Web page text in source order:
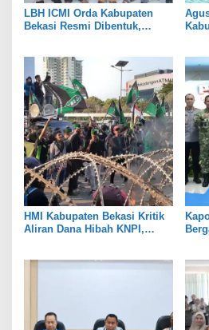
LBH ICMI Orda Kabupaten
Bekasi Resmi Dibentuk,
HMI Kabupaten Bekasi Kritik
Aliran Dana Hibah KNPI,